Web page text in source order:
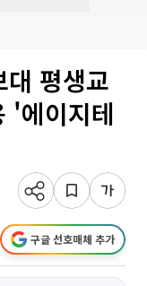
평생교
'에이지테
구글 선호매체 추가